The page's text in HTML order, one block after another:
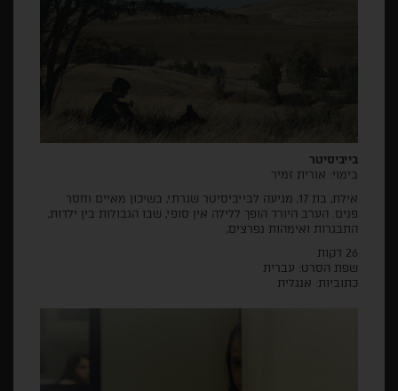
בייביסיטר
בימוי: אורית זמיר
אילת, בת 17, מגיעה לבייביסיטר שגרתי, בשיכון מאיים וחסר
פנים. הערב היורד הופך ללילה אין סופי, שבו הגבולות בין ילדות,
התבגרות ואימהות נפרצים,
26 דקות
שפת הסרט: עברית
כתוביות: אנגלית